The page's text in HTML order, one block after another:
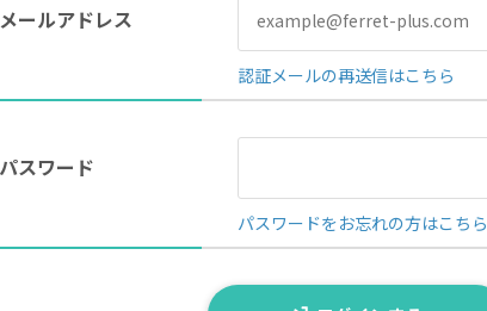
メールアドレス
認証メールの再送信はこちら
パスワード
パスワードをお忘れの方はこちら